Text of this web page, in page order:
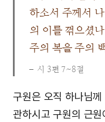
하소서 주께서
의 이를 꺾으셨
주의 복을 주의
시 3편 7~8절
구원은 오직 하나님
관하시고 구원의 근